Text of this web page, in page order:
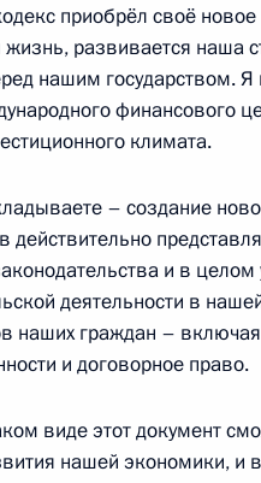
юстиции
при Президенте
приобрёл своё
развивается наша
нашим государством.
финансового
климата.
– создание
действительно
и в
деятельности в
наших граждан –
и договорное право.
виде этот документ
нашей экономики, и